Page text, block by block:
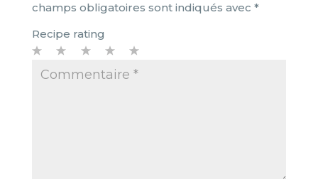
champs obligatoires sont indiqués avec *
Recipe rating
5
Stars
Stars
Stars
Star